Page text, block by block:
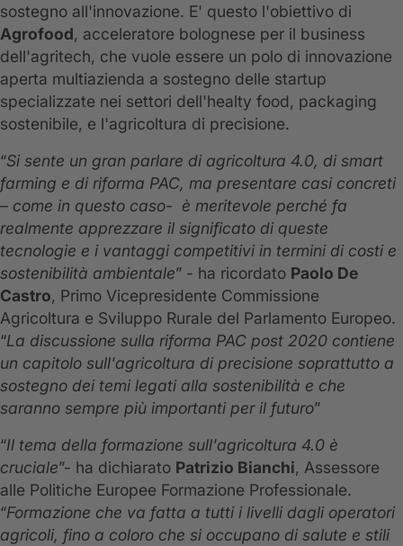
sostegno all'innovazione. E' questo l'obiettivo di
Agrofood, acceleratore bolognese per il business
dell'agritech, che vuole essere un polo di innovazione
aperta multiazienda a sostegno delle startup
specializzate nei settori dell'healty food, packaging
sostenibile, e l'agricoltura di precisione.
“Si sente un gran parlare di agricoltura 4.0, di smart
farming e di riforma PAC, ma presentare casi concreti
– come in questo caso- è meritevole perché fa
realmente apprezzare il significato di queste
tecnologie e i vantaggi competitivi in termini di costi e
sostenibilità ambientale” - ha ricordato Paolo De
Castro, Primo Vicepresidente Commissione
Agricoltura e Sviluppo Rurale del Parlamento Europeo.
“La discussione sulla riforma PAC post 2020 contiene
un capitolo sull'agricoltura di precisione soprattutto a
sostegno dei temi legati alla sostenibilità e che
saranno sempre più importanti per il futuro”
“Il tema della formazione sull'agricoltura 4.0 è
cruciale”- ha dichiarato Patrizio Bianchi, Assessore
alle Politiche Europee Formazione Professionale.
“Formazione che va fatta a tutti i livelli dagli operatori
agricoli, fino a coloro che si occupano di salute e stili